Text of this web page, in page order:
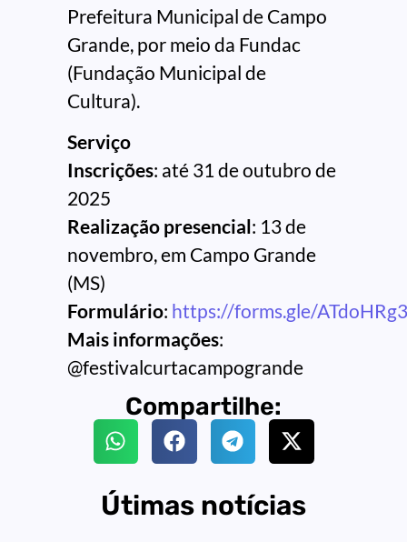
Prefeitura Municipal de Campo
Grande, por meio da Fundac
(Fundação Municipal de
Cultura).
Serviço
Inscrições: até 31 de outubro de
2025
Realização presencial: 13 de
novembro, em Campo Grande
(MS)
Formulário: https://forms.gle/
Mais informações:
@festivalcurtacampogrande
Compartilhe:
Útimas notícias